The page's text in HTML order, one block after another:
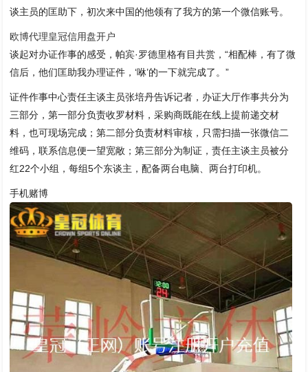
谈主员的匡助下，初次来中国的他领有了我方的第一个微信账号。
欧博代理皇冠信用盘开户
谈起对办证作事的感受，帕宾·罗德里格有目共赏，“相配棒，有了微
信后，他们匡助我办理证件，‘咻’的一下就完成了。”
证件作事中心责任主谈主员张培丹告诉记者，办证大厅作事共分为
三部分，第一部分负责收罗材料，采购商既能在线上提前递交材
料，也可现场完成；第二部分负责材料审核，只需扫描一张微信二
维码，联系信息便一望宽敞；第三部分为制证，责任主谈主员被分
红22个小组，每组5个东谈主，配备两台电脑、两台打印机。
手机赌博